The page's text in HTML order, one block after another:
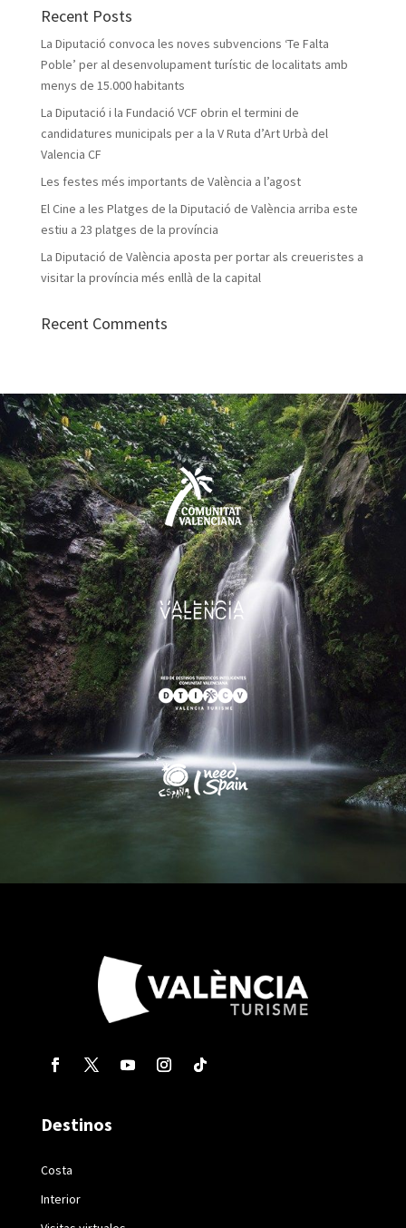
Recent Posts
La Diputació convoca les noves subvencions ‘Te Falta
Poble’ per al desenvolupament turístic de localitats amb
menys de 15.000 habitants
La Diputació i la Fundació VCF obrin el termini de
candidatures municipals per a la V Ruta d’Art Urbà del
Valencia CF
Les festes més importants de València a l’agost
El Cine a les Platges de la Diputació de València arriba este
estiu a 23 platges de la província
La Diputació de València aposta per portar als creueristes a
visitar la província més enllà de la capital
Recent Comments
Destinos
Costa
Interior